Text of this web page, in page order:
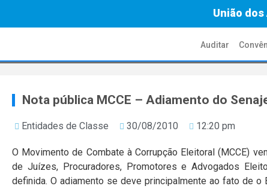
União
Auditar
Nota pública MCCE – Adiamento do
Entidades de Classe 30/08/2010 12:20 pm
O Movimento de Combate à Corrupção Eleitoral (MCCE)
de Juízes, Procuradores, Promotores e Advogados
definida. O adiamento se deve principalmente ao fato de